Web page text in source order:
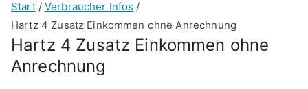
Hartz 4 Zusatz Einkommen ohne
Anrechnung
Start
Verbraucher Infos
Hartz 4 Zusatz Einkommen ohne Anrechnung